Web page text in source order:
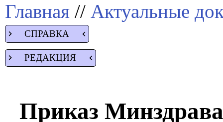
Главная // Актуальные
СПРАВКА
РЕДАКЦИЯ
Приказ